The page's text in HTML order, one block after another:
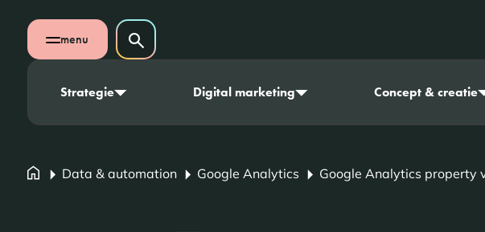
Navigatie overslaan
Open mobiel menu
menu Zoeken op website
Zoeken
Strategie Digital marketing Concept & creatie
Data & automation Google Analytics Google Analytics property